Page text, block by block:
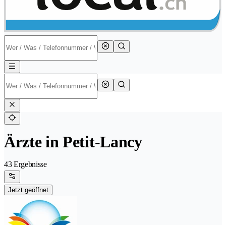
Ärzte in Petit-Lancy
43 Ergebnisse
Jetzt geöffnet